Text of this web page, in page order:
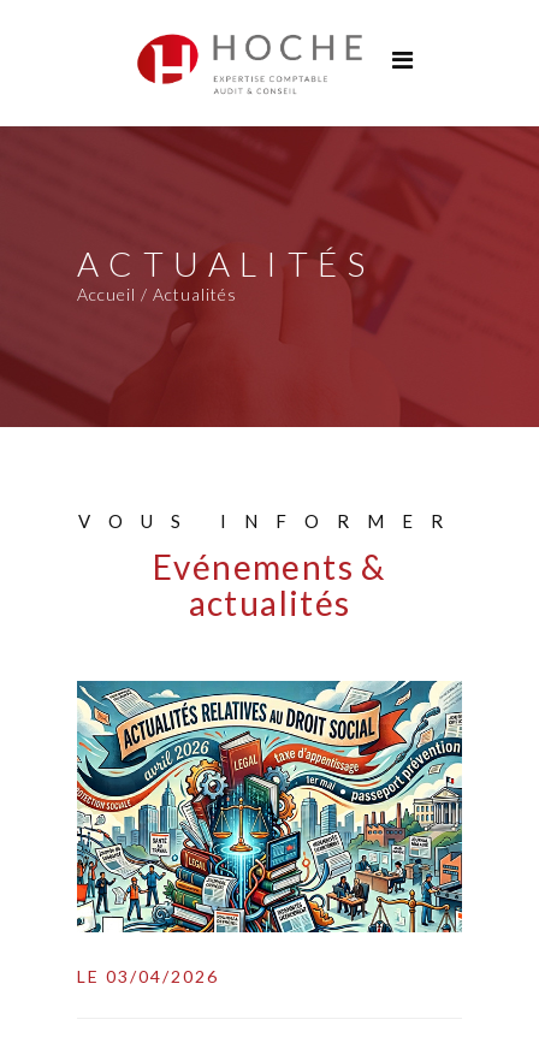
Services
Actualités
Contact
ACTUALITÉS
Accueil / Actualités
VOUS INFORMER
Evénements &
actualités
LE 03/04/2026